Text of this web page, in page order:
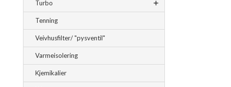
Turbo
Tenning
Veivhusfilter/ "pysventil"
Varmeisolering
Kjemikalier